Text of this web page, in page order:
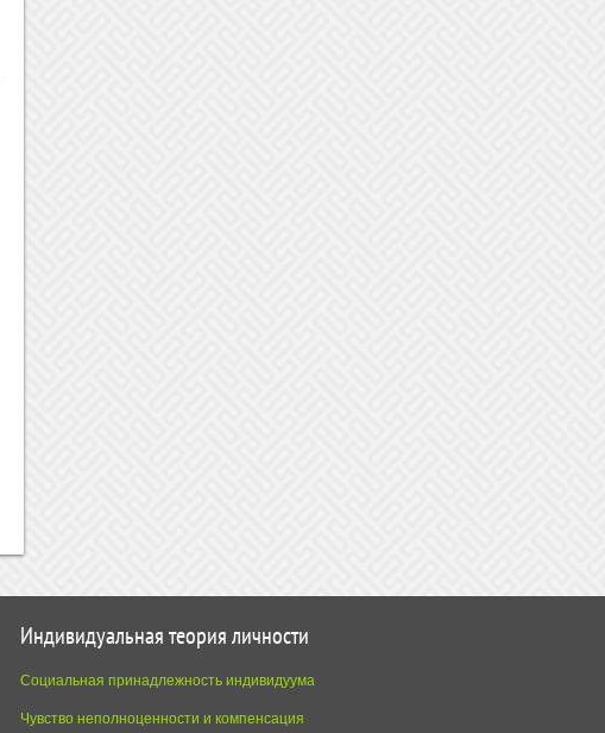
Индивидуальная теория личности
Социальная принадлежность индивидуума
Чувство неполноценности и компенсация